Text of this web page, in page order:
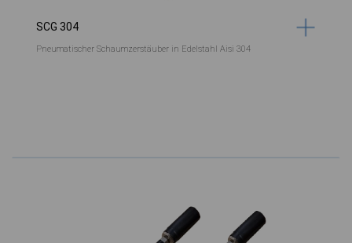
SCG 304
Pneumatischer Schaumzerstäuber in Edelstahl Aisi 304